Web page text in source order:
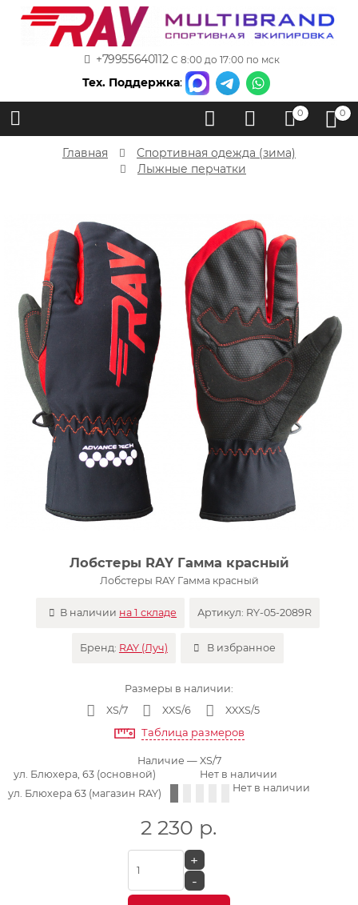
+79955640112 С 8:00 до 17:00 по мск
Тех. Поддержка:
0 0
Главная
Спортивная одежда (зима)
Лыжные перчатки
Лобстеры RAY Гамма красный
Лобстеры RAY Гамма красный
В наличии на 1 складе Артикул: RY-05-2089R
Бренд: RAY (Луч) В избранное
Размеры в наличии:
XS/7
XXS/6 XXXS/5
Таблица размеров
Наличие — XS/7
ул. Блюхера, 63 (основной)
Нет в наличии
ул. Блюхера 63 (магазин RAY)
Нет в наличии
2 230 р.
+
-